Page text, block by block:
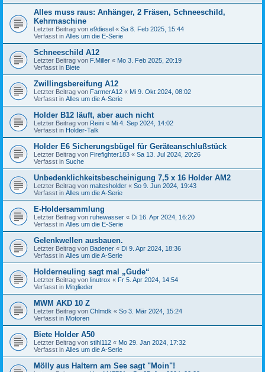
Alles muss raus: Anhänger, 2 Fräsen, Schneeschild,
Kehrmaschine
Letzter Beitrag von e9diesel « Sa 8. Feb 2025, 15:44
Verfasst in Alles um die E-Serie
Schneeschild A12
Letzter Beitrag von F.Miller « Mo 3. Feb 2025, 20:19
Verfasst in Biete
Zwillingsbereifung A12
Letzter Beitrag von FarmerA12 « Mi 9. Okt 2024, 08:02
Verfasst in Alles um die A-Serie
Holder B12 läuft, aber auch nicht
Letzter Beitrag von Reini « Mi 4. Sep 2024, 14:02
Verfasst in Holder-Talk
Holder E6 Sicherungsbügel für Geräteanschlußstück
Letzter Beitrag von Firefighter183 « Sa 13. Jul 2024, 20:26
Verfasst in Suche
Unbedenklichkeitsbescheinigung 7,5 x 16 Holder AM2
Letzter Beitrag von maltesholder « So 9. Jun 2024, 19:43
Verfasst in Alles um die A-Serie
E-Holdersammlung
Letzter Beitrag von ruhewasser « Di 16. Apr 2024, 16:20
Verfasst in Alles um die E-Serie
Gelenkwellen ausbauen.
Letzter Beitrag von Badener « Di 9. Apr 2024, 18:36
Verfasst in Alles um die A-Serie
Holderneuling sagt mal „Gude“
Letzter Beitrag von linutrox « Fr 5. Apr 2024, 14:54
Verfasst in Mitglieder
MWM AKD 10 Z
Letzter Beitrag von Chlmdk « So 3. Mär 2024, 15:24
Verfasst in Motoren
Biete Holder A50
Letzter Beitrag von stihl112 « Mo 29. Jan 2024, 17:32
Verfasst in Alles um die A-Serie
Mölly aus Haltern am See sagt "Moin"!